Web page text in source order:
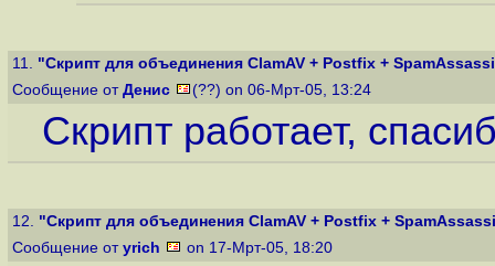
11. "Скрипт для объединения ClamAV + Postfix +
Сообщение от Денис (??) on 06-Мрт-05, 13:24
Скрипт работает,
12. "Скрипт для объединения ClamAV + Postfix +
Сообщение от yrich on 17-Мрт-05, 18:20